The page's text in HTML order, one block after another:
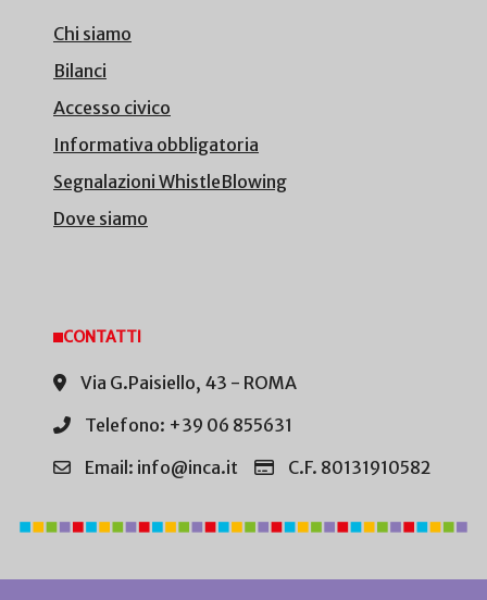
Chi siamo
Bilanci
Accesso civico
Informativa obbligatoria
Segnalazioni WhistleBlowing
Dove siamo
CONTATTI
Via G.Paisiello, 43 - ROMA
Telefono: +39 06 855631
Email: info@inca.it
C.F. 80131910582